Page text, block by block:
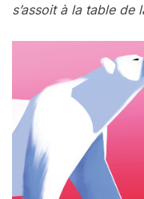
s’assoit à la table de